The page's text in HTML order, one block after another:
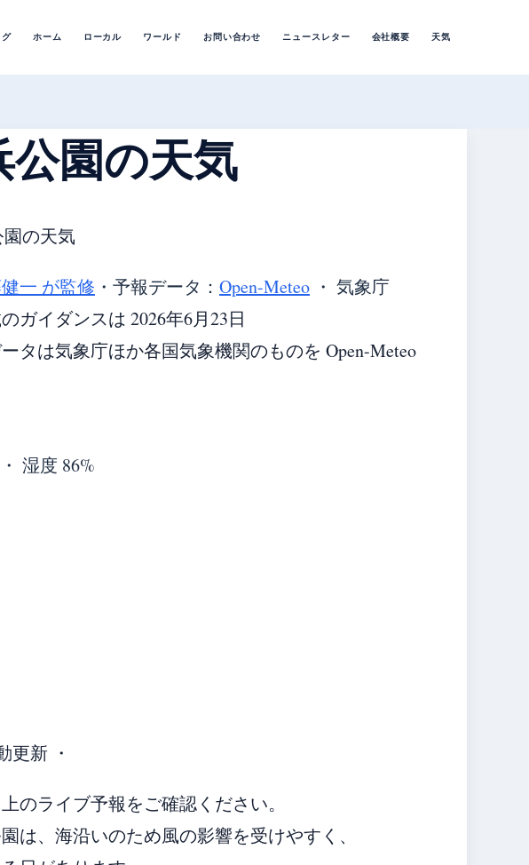
グ ホーム ローカル ワールド お問い合わせ ニュースレター 会社概要 天気
園の天気
の天気
一 が監修 ・ 予報データ： Open-Meteo ・ 気象庁
ガイダンスは 2026年6月23日
タは気象庁ほか各国気象機関のものを Open-Meteo
湿度 86%
更新 ・
のライブ予報をご確認ください。
は、海沿いのため風の影響を受けやすく、